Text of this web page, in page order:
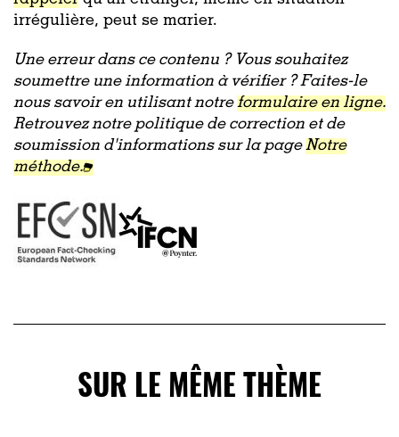
irrégulière, peut se marier.
Une erreur dans ce contenu ? Vous souhaitez
soumettre une information à vérifier ? Faites-le
nous savoir en utilisant notreformulaire en ligne.
Retrouvez notre politique de correction et de
soumission d'informations sur la pageNotre
méthode.
SUR LE MÊME THÈME